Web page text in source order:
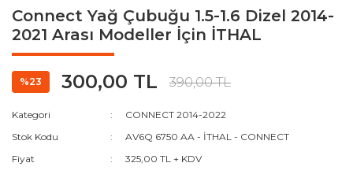
Connect Yağ Çubuğu 1.5-1.6 Dizel 2014-
2021 Arası Modeller İçin İTHAL
%23 300,00 TL 390,00 TL
Kategori
CONNECT 2014-2022
Stok Kodu
AV6Q 6750 AA - İTHAL - CONNECT
Fiyat
325,00 TL + KDV